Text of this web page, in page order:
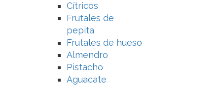
Cítricos
Frutales de
pepita
Frutales de hueso
Almendro
Pistacho
Aguacate